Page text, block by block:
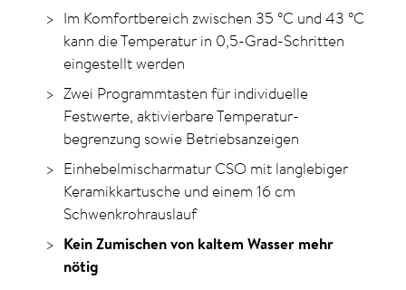
Im Komfortbereich zwischen 35 °C und 43 °C
kann die Temperatur in 0,5-Grad-Schritten
eingestellt werden
Zwei Programmtasten für individuelle
Festwerte, aktivierbare Temperatur­
begrenzung sowie Betriebs­anzeigen
Einhebelmischarmatur CSO mit langlebiger
Keramikkartusche und einem 16 cm
Schwenkrohrauslauf
Kein Zumischen von kaltem Wasser mehr
nötig